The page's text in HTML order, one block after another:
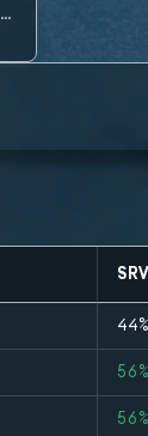
PARQUE DE ATRACCIONES
SRV
44%
56%
56%